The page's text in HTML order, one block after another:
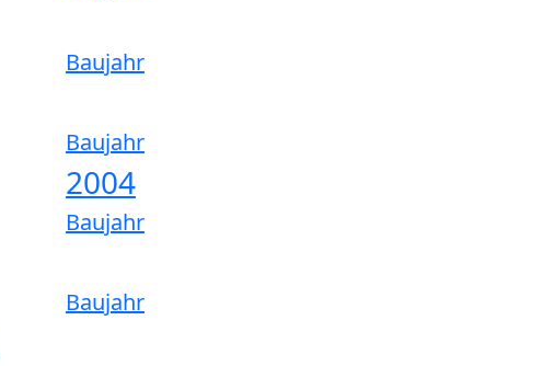
Baujahr
Baujahr
2004
Baujahr
Baujahr